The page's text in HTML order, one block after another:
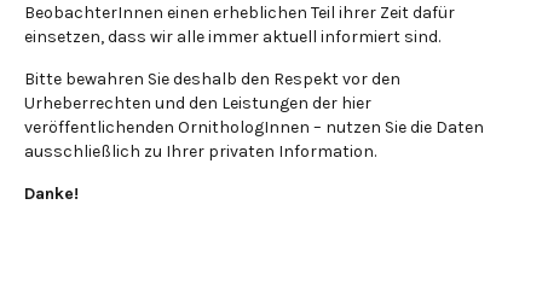
BeobachterInnen einen erheblichen Teil ihrer Zeit dafür
einsetzen, dass wir alle immer aktuell informiert sind.
Bitte bewahren Sie deshalb den Respekt vor den
Urheberrechten und den Leistungen der hier
veröffentlichenden OrnithologInnen – nutzen Sie die Daten
ausschließlich zu Ihrer privaten Information.
Danke!